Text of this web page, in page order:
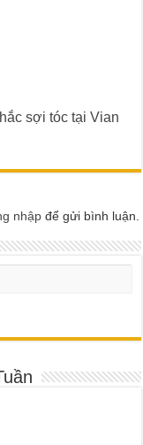
sợi tóc tại Vian
nhập để gửi bình luận.